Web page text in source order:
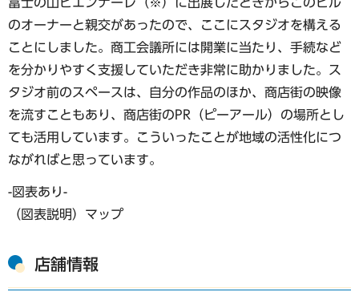
のオーナーと親交があったので、ここにスタジオを構える
ことにしました。商工会議所には開業に当たり、手続など
を分かりやすく支援していただき非常に助かりました。ス
タジオ前のスペースは、自分の作品のほか、商店街の映像
を流すこともあり、商店街のPR（ピーアール）の場所とし
ても活用しています。こういったことが地域の活性化につ
ながればと思っています。
-図表あり-
（図表説明）マップ
店舗情報